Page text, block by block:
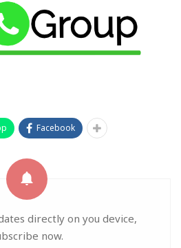
Facebook
directly on you device,
now.